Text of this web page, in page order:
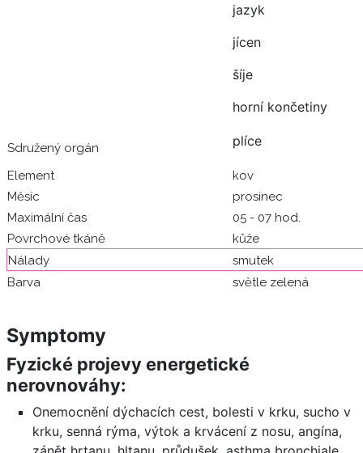
jazyk
jícen
šíje
horní končetiny
Sdružený orgán plíce
Element
kov
Měsíc
prosinec
Maximální čas
05 - 07 hod.
Povrchové tkáně
kůže
Nálady
smutek
Barva
světle zelená
Symptomy
Fyzické projevy energetické
nerovnováhy:
Onemocnění dýchacích cest, bolesti v krku, sucho v
krku, senná rýma, výtok a krvácení z nosu, angína,